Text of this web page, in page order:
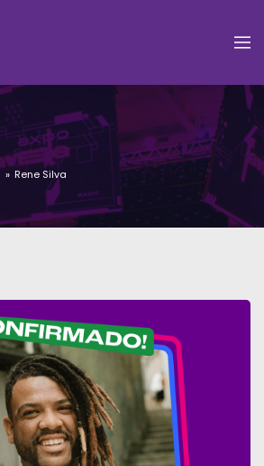
» Rene Silva